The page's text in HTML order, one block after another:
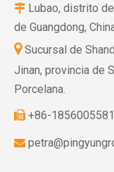
 Lubao, distrito
de Guangdong,
Sucursal de
Jinan, provincia de
Porcelana.
 +86-
